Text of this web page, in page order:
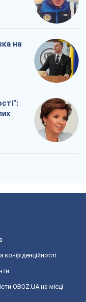
на
конфіденційності
OBOZ.UA на місці